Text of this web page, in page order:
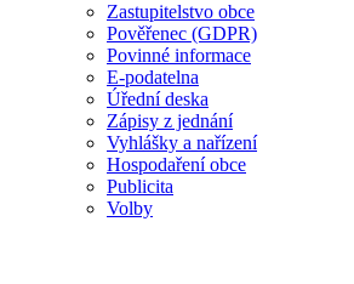
Zastupitelstvo obce
Pověřenec (GDPR)
Povinné informace
E-podatelna
Úřední deska
Zápisy z jednání
Vyhlášky a nařízení
Hospodaření obce
Publicita
Volby